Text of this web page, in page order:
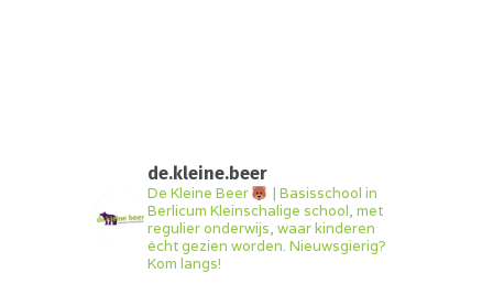
de.kleine.beer
De Kleine Beer
| Basisschool in
Berlicum Kleinschalige school, met
regulier onderwijs, waar kinderen
écht gezien worden. Nieuwsgierig?
Kom langs!